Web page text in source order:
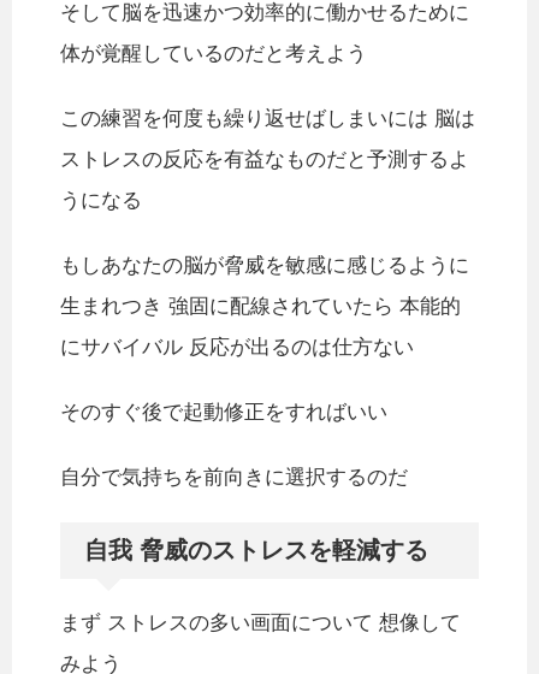
そして脳を迅速かつ効率的に働かせるために
体が覚醒しているのだと考えよう
この練習を何度も繰り返せばしまいには 脳は
ストレスの反応を有益なものだと予測するよ
うになる
もしあなたの脳が脅威を敏感に感じるように
生まれつき 強固に配線されていたら 本能的
にサバイバル 反応が出るのは仕方ない
そのすぐ後で起動修正をすればいい
自分で気持ちを前向きに選択するのだ
自我 脅威のストレスを軽減する
まず ストレスの多い画面について 想像して
みよう